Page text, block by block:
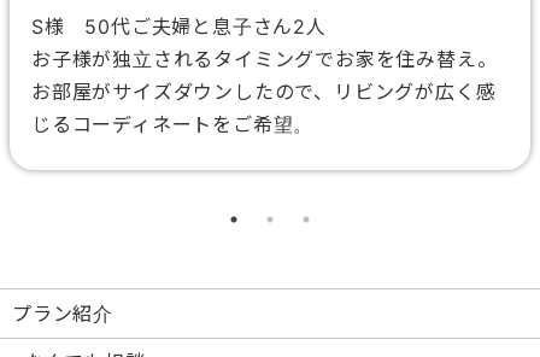
S様 50代ご夫婦と息子さん2人
お子様が独立されるタイミングでお家を住み替え。
お部屋がサイズダウンしたので、リビングが広く感
じるコーディネートをご希望。
プラン紹介